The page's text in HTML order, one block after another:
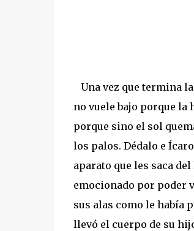
Una vez que termina
no vuele bajo porque la
porque sino el sol
los palos. Dédalo e
aparato que les saca
emocionado por poder
sus alas como le había
llevó el cuerpo de su